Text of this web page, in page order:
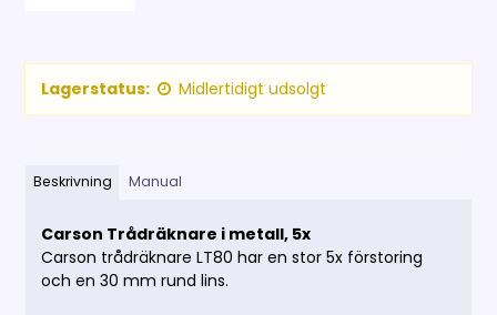
Lagerstatus: Midlertidigt udsolgt
Beskrivning Manual
Carson Trådräknare i metall, 5x
Carson trådräknare LT80 har en stor 5x förstoring
och en 30 mm rund lins.